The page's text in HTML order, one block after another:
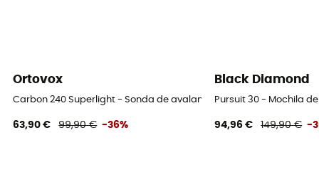
Ortovox
Carbon 240 Superlight - Sonda de avalanche
63,90 € 99,90 € -36%
Black Diamond
Pursuit 30 - Mochila
94,96 € 149,90 € -